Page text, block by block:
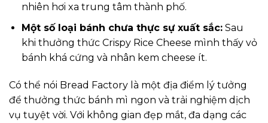
nhiên hơi xa trung tâm thành phố.
Một số loại bánh chưa thực sự xuất sắc:Sau
khi thưởng thức Crispy Rice Cheese mình thấy vỏ
bánh khá cứng và nhân kem cheese ít.
Có thể nói Bread Factory là một địa điểm lý tưởng
để thưởng thức bánh mì ngon và trải nghiệm dịch
vụ tuyệt vời. Với không gian đẹp mắt, đa dạng các